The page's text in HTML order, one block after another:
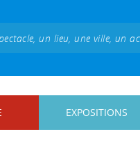
EXPOSITIONS